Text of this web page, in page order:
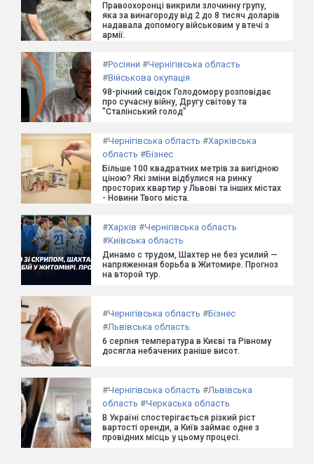
Правоохоронці викрили злочинну групу,
яка за винагороду від 2 до 8 тисяч доларів
надавала допомогу військовим у втечі з
армії.
#Росіяни #Чернігівська область
#Військова окупація
98-річний свідок Голодомору розповідає
про сучасну війну, Другу світову та
"Сталінський голод"
#Чернігівська область #Харківська
область #Бізнес
Більше 100 квадратних метрів за вигідною
ціною? Які зміни відбулися на ринку
просторих квартир у Львові та інших містах
- Новини Твого міста.
#Харків #Чернігівська область
#Київська область
Динамо с трудом, Шахтер не без усилий —
напряженная борьба в Житомире. Прогноз
на второй тур.
#Чернігівська область #Бізнес
#Львівська область
6 серпня температура в Києві та Рівному
досягла небачених раніше висот.
#Чернігівська область #Львівська
область #Черкаська область
В Україні спостерігається різкий ріст
вартості оренди, а Київ займає одне з
провідних місць у цьому процесі.